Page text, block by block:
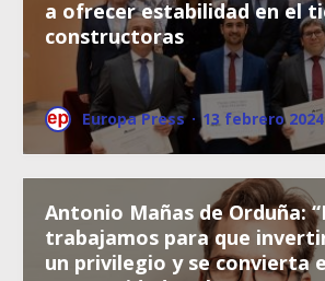
a ofrecer estabilidad en el
constructoras
Europa Press · 13 febrero 2024
Antonio Mañas de Orduña:
trabajamos para que
un privilegio y se convierta